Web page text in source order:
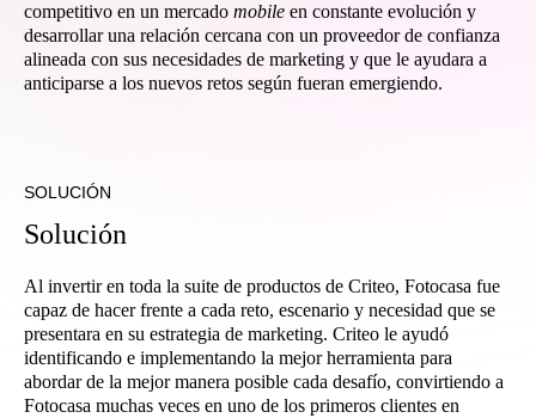
competitivo en un mercado mobile en constante evolución y
desarrollar una relación cercana con un proveedor de confianza
alineada con sus necesidades de marketing y que le ayudara a
anticiparse a los nuevos retos según fueran emergiendo.
SOLUCIÓN
Solución
Al invertir en toda la suite de productos de Criteo, Fotocasa fue
capaz de hacer frente a cada reto, escenario y necesidad que se
presentara en su estrategia de marketing. Criteo le ayudó
identificando e implementando la mejor herramienta para
abordar de la mejor manera posible cada desafío, convirtiendo a
Fotocasa muchas veces en uno de los primeros clientes en